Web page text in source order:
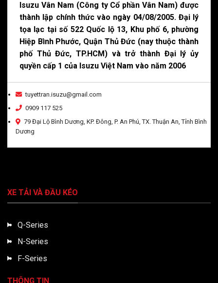
Isuzu Vân Nam (Công ty Cổ phần Vân Nam) được
thành lập chính thức vào ngày 04/08/2005. Đại lý
tọa lạc tại số 522 Quốc lộ 13, Khu phố 6, phường
Hiệp Bình Phước, Quận Thủ Đức (nay thuộc thành
phố Thủ Đức, TP.HCM) và trở thành Đại lý ủy
quyền cấp 1 của Isuzu Việt Nam vào năm 2006
tuyettran.isuzu@gmail.com
0909 117 525
79 Đại Lộ Bình Dương, KP. Đông, P. An Phú, TX. Thuận An, Tỉnh Bình
Dương
XE TẢI VÀ ĐẦU KÉO
Q-Series
N-Series
F-Series
THÔNG TIN